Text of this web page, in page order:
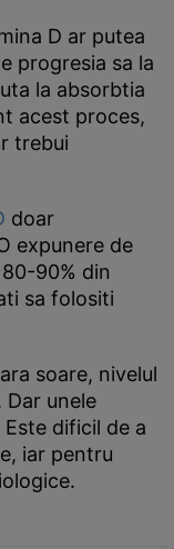
D ar putea
progresia sa la
la absorbtia
acest proces,
trebui
doar
expunere de
90% din
sa folositi
soare, nivelul
Dar unele
dificil de a
iar pentru